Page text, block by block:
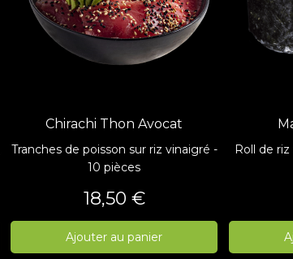
Chirachi Thon Avocat
Tranches de poisson sur riz vinaigré -
10 pièces
Prix
18,50 €
Ajouter au panier
Roll de